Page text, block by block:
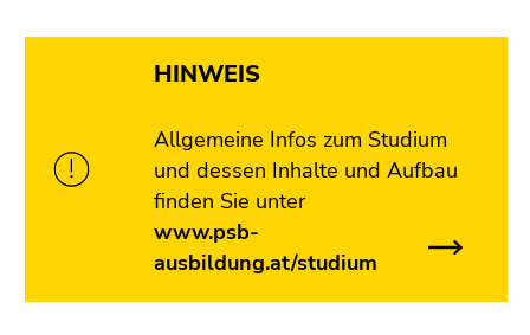
HINWEIS
Allgemeine Infos zum Studium
und dessen Inhalte und Aufbau
finden Sie unter
www.psb-
ausbildung.at/studium